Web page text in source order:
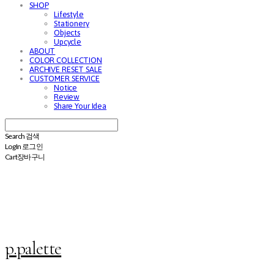
SHOP
Lifestyle
Stationery
Objects
Upcycle
ABOUT
COLOR COLLECTION
ARCHIVE RESET SALE
CUSTOMER SERVICE
Notice
Review
Share Your Idea
Search 검색
Log In 로그인
Cart장바구니
p.palette